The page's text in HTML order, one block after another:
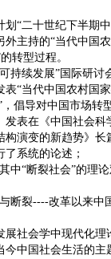
二十世纪下半期中
主持的“当代中国
转型过程。
续发展”国际研讨
“当代中国农村国
导对中国市场转
表在《中国社会科
演变的新趋势》长
系统的论述；
“断裂社会”的理
裂----改革以来中
社会学中现代化理
中国社会生活的主